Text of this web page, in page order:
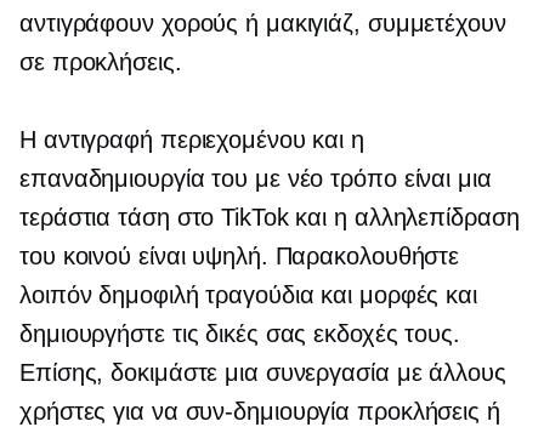
αντιγράφουν χορούς ή μακιγιάζ, συμμετέχουν
σε προκλήσεις.
Η αντιγραφή περιεχομένου και η
επαναδημιουργία του με νέο τρόπο είναι μια
τεράστια τάση στο TikTok και η αλληλεπίδραση
του κοινού είναι υψηλή. Παρακολουθήστε
λοιπόν δημοφιλή τραγούδια και μορφές και
δημιουργήστε τις δικές σας εκδοχές τους.
Επίσης, δοκιμάστε μια συνεργασία με άλλους
χρήστες για να συν-δημιουργία προκλήσεις ή